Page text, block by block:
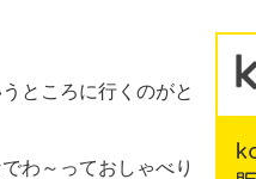
ところに行くのがと
わ～っておしゃべり